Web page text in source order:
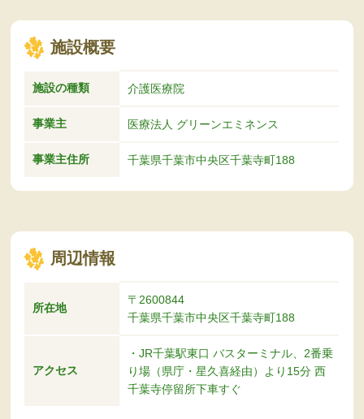
施設概要
施設の種類 介護医療院
事業主 医療法人 グリーンエミネンス
事業主住所 千葉県千葉市中央区千葉寺町188
周辺情報
所在地
〒2600844
千葉県千葉市中央区千葉寺町188
アクセス
・JR千葉駅東口 バスターミナル、2番乗
り場（県庁・星久喜経由）より15分 西
千葉寺停留所下車すぐ